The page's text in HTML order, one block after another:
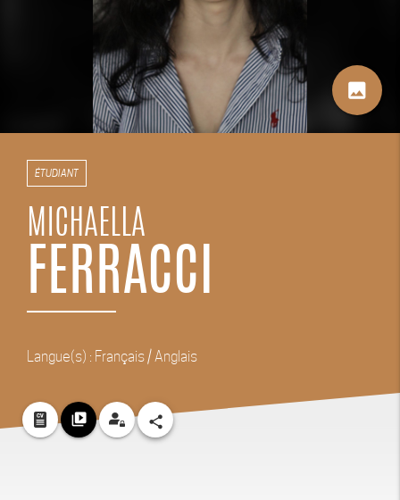
image
ÉTUDIANT
MICHAELLA
FERRACCI
Langue(s) : Français / Anglais
video_library share